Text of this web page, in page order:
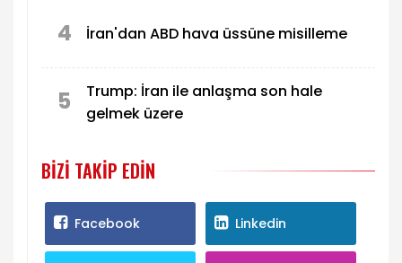
4 İran'dan ABD hava üssüne misilleme
5
Trump: İran ile anlaşma son hale
gelmek üzere
BIZI TAKIP EDIN
Facebook Linkedin